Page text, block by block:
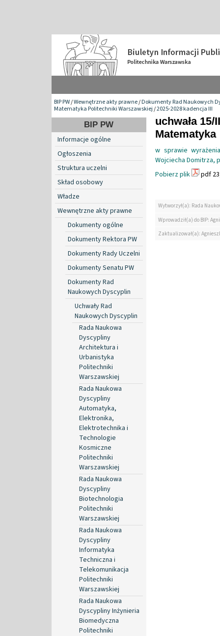
BIP PW/Wewnętrzne akty prawne/Dokumenty Rad Naukowych
Matematyka Politechniki Warszawskiej/2025-2028 kadencja III
BIP PW
Informacje ogólne
Ogłoszenia
Struktura uczelni
Skład osobowy
Władze
Wewnętrzne akty prawne
Dokumenty ogólne
Dokumenty Rektora PW
Dokumenty Rady Uczelni
Dokumenty Senatu PW
Dokumenty Rad
Naukowych Dyscyplin
Uchwały Rad
Naukowych Dyscyplin
Rada Naukowa
Dyscypliny
Architektura i
Urbanistyka
Politechniki
Warszawskiej
Rada Naukowa
Dyscypliny
Automatyka,
Elektronika,
Elektrotechnika i
Technologie
Kosmiczne
Politechniki
Warszawskiej
Rada Naukowa
Dyscypliny
Biotechnologia
Politechniki
Warszawskiej
Rada Naukowa
Dyscypliny
Informatyka
Techniczna i
Telekomunikacja
Politechniki
Warszawskiej
Rada Naukowa
Dyscypliny Inżynieria
Biomedyczna
Politechniki
uchwała
Matematyka
w sprawie
Wojciecha Domitrza,
Pobierz plik
pdf
Wytworzył(a): Rada
Wprowadził(a) do BIP:
Zaktualizował(a):